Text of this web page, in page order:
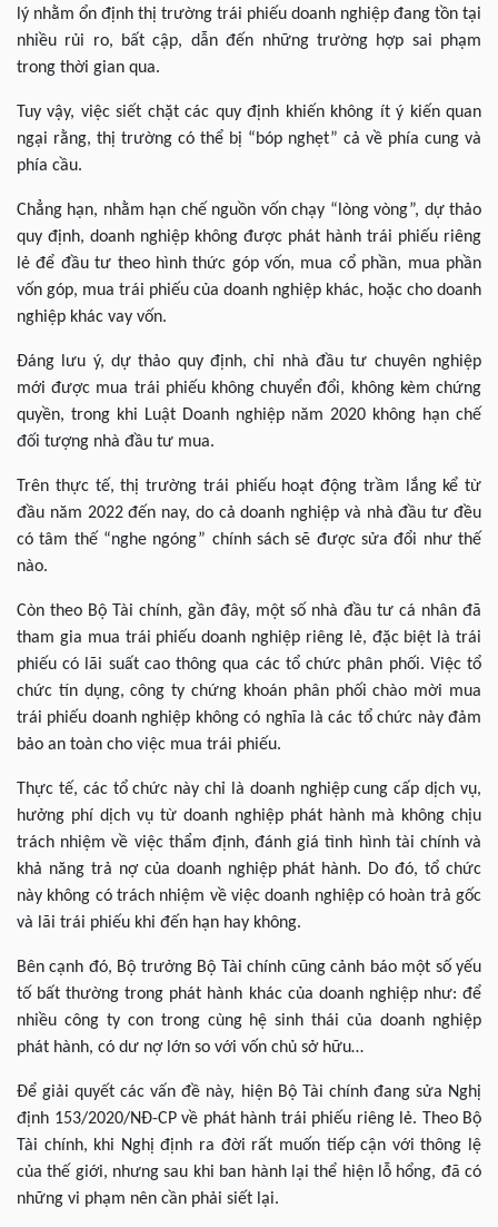
lý nhằm ổn định thị trường trái phiếu doanh nghiệp đang tồn tại
nhiều rủi ro, bất cập, dẫn đến những trường hợp sai phạm
trong thời gian qua.
Tuy vậy, việc siết chặt các quy định khiến không ít ý kiến quan
ngại rằng, thị trường có thể bị “bóp nghẹt” cả về phía cung và
phía cầu.
Chẳng hạn, nhằm hạn chế nguồn vốn chạy “lòng vòng”, dự thảo
quy định, doanh nghiệp không được phát hành trái phiếu riêng
lẻ để đầu tư theo hình thức góp vốn, mua cổ phần, mua phần
vốn góp, mua trái phiếu của doanh nghiệp khác, hoặc cho doanh
nghiệp khác vay vốn.
Đáng lưu ý, dự thảo quy định, chỉ nhà đầu tư chuyên nghiệp
mới được mua trái phiếu không chuyển đổi, không kèm chứng
quyền, trong khi Luật Doanh nghiệp năm 2020 không hạn chế
đối tượng nhà đầu tư mua.
Trên thực tế, thị trường trái phiếu hoạt động trầm lắng kể từ
đầu năm 2022 đến nay, do cả doanh nghiệp và nhà đầu tư đều
có tâm thế “nghe ngóng” chính sách sẽ được sửa đổi như thế
nào.
Còn theo Bộ Tài chính, gần đây, một số nhà đầu tư cá nhân đã
tham gia mua trái phiếu doanh nghiệp riêng lẻ, đặc biệt là trái
phiếu có lãi suất cao thông qua các tổ chức phân phối. Việc tổ
chức tín dụng, công ty chứng khoán phân phối chào mời mua
trái phiếu doanh nghiệp không có nghĩa là các tổ chức này đảm
bảo an toàn cho việc mua trái phiếu.
Thực tế, các tổ chức này chỉ là doanh nghiệp cung cấp dịch vụ,
hưởng phí dịch vụ từ doanh nghiệp phát hành mà không chịu
trách nhiệm về việc thẩm định, đánh giá tình hình tài chính và
khả năng trả nợ của doanh nghiệp phát hành. Do đó, tổ chức
này không có trách nhiệm về việc doanh nghiệp có hoàn trả gốc
và lãi trái phiếu khi đến hạn hay không.
Bên cạnh đó, Bộ trưởng Bộ Tài chính cũng cảnh báo một số yếu
tố bất thường trong phát hành khác của doanh nghiệp như: để
nhiều công ty con trong cùng hệ sinh thái của doanh nghiệp
phát hành, có dư nợ lớn so với vốn chủ sở hữu…
Để giải quyết các vấn đề này, hiện Bộ Tài chính đang sửa Nghị
định 153/2020/NĐ-CP về phát hành trái phiếu riêng lẻ. Theo Bộ
Tài chính, khi Nghị định ra đời rất muốn tiếp cận với thông lệ
của thế giới, nhưng sau khi ban hành lại thể hiện lỗ hổng, đã có
những vi phạm nên cần phải siết lại.